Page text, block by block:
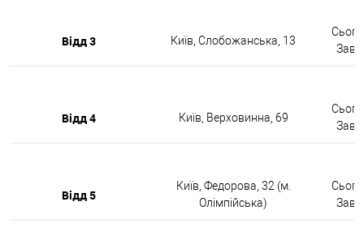
Відд 3 Київ, Слобожанська, 13
Відд 4 Київ, Верховинна, 69
Відд 5
Київ, Федорова, 32 (м.
Олімпійська)